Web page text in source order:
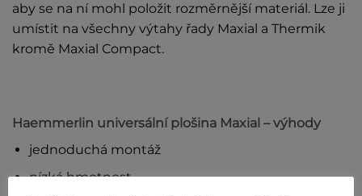
aby se na ní mohl položit rozměrnější materiál. Lze ji
umístit na všechny výtahy řady Maxial a Thermik
kromě Maxial Compact.
Haemmerlin universální plošina Maxial – výhody
jednoduchá montáž
nízká hmotnost